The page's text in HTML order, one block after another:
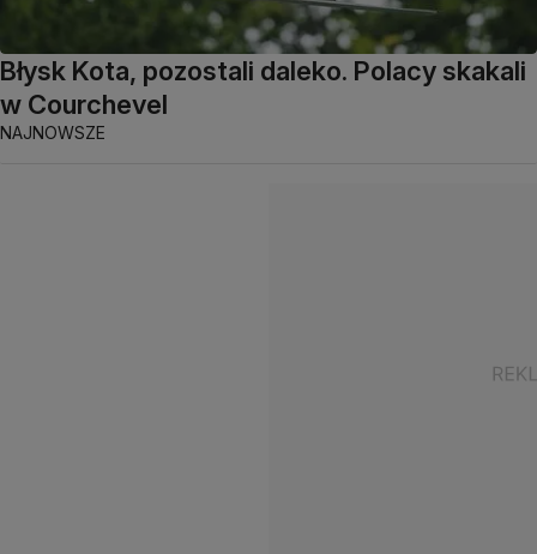
Błysk Kota, pozostali daleko. Polacy skakali
w Courchevel
NAJNOWSZE